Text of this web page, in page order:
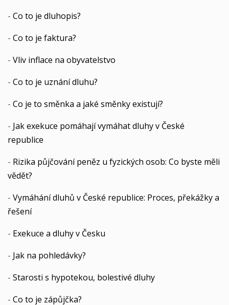
- Co to je dluhopis?
- Co to je faktura?
- Vliv inflace na obyvatelstvo
- Co to je uznání dluhu?
- Co je to směnka a jaké směnky existují?
- Jak exekuce pomáhají vymáhat dluhy v České
republice
- Rizika půjčování peněz u fyzických osob: Co byste měli
vědět?
- Vymáhání dluhů v České republice: Proces, překážky a
řešení
- Exekuce a dluhy v Česku
- Jak na pohledávky?
- Starosti s hypotekou, bolestivé dluhy
- Co to je zápůjčka?